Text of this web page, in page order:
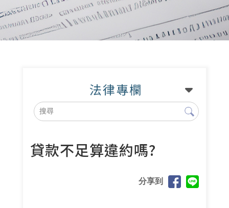
法律專欄
貸款不足算違約嗎?
分享到